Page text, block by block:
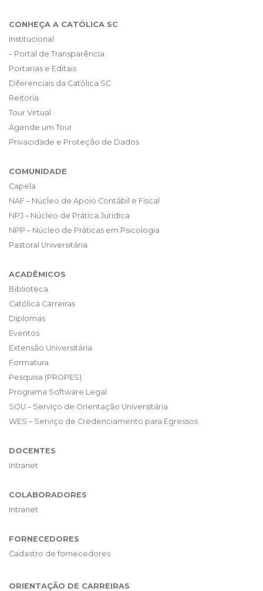
CONHEÇA A CATÓLICA SC
Institucional
– Portal de Transparência
Portarias e Editais
Diferenciais da Católica SC
Reitoria
Tour Virtual
Agende um Tour
Privacidade e Proteção de Dados
COMUNIDADE
Capela
NAF – Núcleo de Apoio Contábil e Fiscal
NPJ – Núcleo de Prática Jurídica
NPP – Núcleo de Práticas em Psicologia
Pastoral Universitária
ACADÊMICOS
Biblioteca
Católica Carreiras
Diplomas
Eventos
Extensão Universitária
Formatura
Pesquisa (PROPES)
Programa Software Legal
SOU – Serviço de Orientação Universitária
WES – Serviço de Credenciamento para Egressos
DOCENTES
Intranet
COLABORADORES
Intranet
FORNECEDORES
Cadastro de fornecedores
ORIENTAÇÃO DE CARREIRAS